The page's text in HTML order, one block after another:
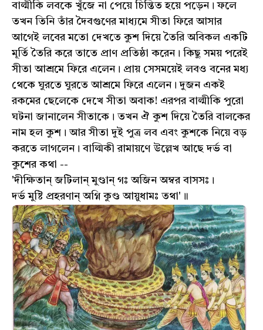
বাল্মীকি লবকে খুঁজে না পেয়ে চিন্তিত হয়ে পড়েন। ফলে
তখন তিনি তাঁর দৈবগুণের মাধ্যমে সীতা ফিরে আসার
আগেই লবের মতো দেখতে কুশ দিয়ে তৈরি অবিকল একটি
মূর্তি তৈরি করে তাতে প্রাণ প্রতিষ্ঠা করেন। কিছু সময় পরেই
সীতা আশ্রমে ফিরে এলেন। প্রায় সেসময়েই লবও বনের মধ্য
থেকে ঘুরতে ঘুরতে আশ্রমে ফিরে এলেন। দুজন একই
রকমের ছেলেকে দেখে সীতা অবাক! এরপর বাল্মীকি পুরো
ঘটনা জানালেন সীতাকে। তখন ঐ কুশ দিয়ে তৈরি বালকের
নাম হল কুশ। আর সীতা দুই পুত্র লব এবং কুশকে নিয়ে বড়
করতে লাগলেন। বাল্মিকী রামায়ণে উল্লেখ আছে দর্ভ বা
কুশের কথা --
'দীক্ষিতান্ জটিলান্ মুণ্ডান্ গঃ অজিন অম্বর বাসসঃ।
দর্ভ মুষ্টি প্রহরণান্ অগ্নি কুণ্ড আয়ুধামঃ তথা'॥